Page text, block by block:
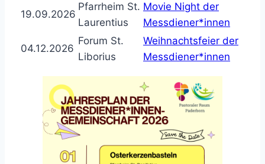
19.09.2026
Pfarrheim St.
Laurentius
Movie Night der
Messdiener*innen
04.12.2026
Forum St.
Liborius
Weihnachtsfeier der
Messdiener*innen